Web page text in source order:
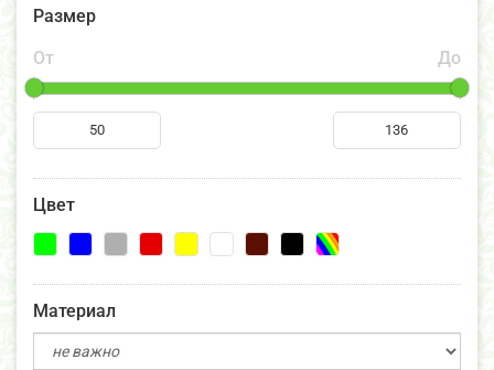
Размер
От
До
Цвет
Материал